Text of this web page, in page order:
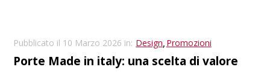
Pubblicato il 10 Marzo 2026 in: Design, Promozioni
Porte Made in italy: una scelta di valore